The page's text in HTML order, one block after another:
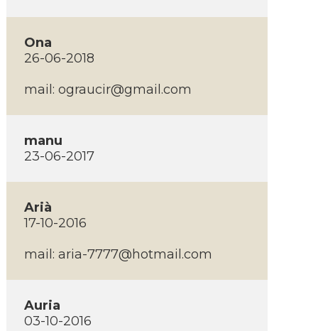
Ona
26-06-2018
mail: ograucir@gmail.com
manu
23-06-2017
Arià
17-10-2016
mail: aria-7777@hotmail.com
Auria
03-10-2016